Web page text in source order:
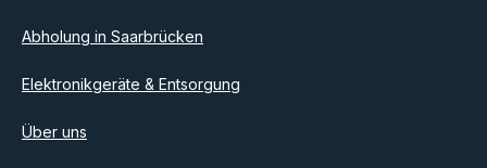
Abholung in Saarbrücken
Elektronikgeräte & Entsorgung
Über uns